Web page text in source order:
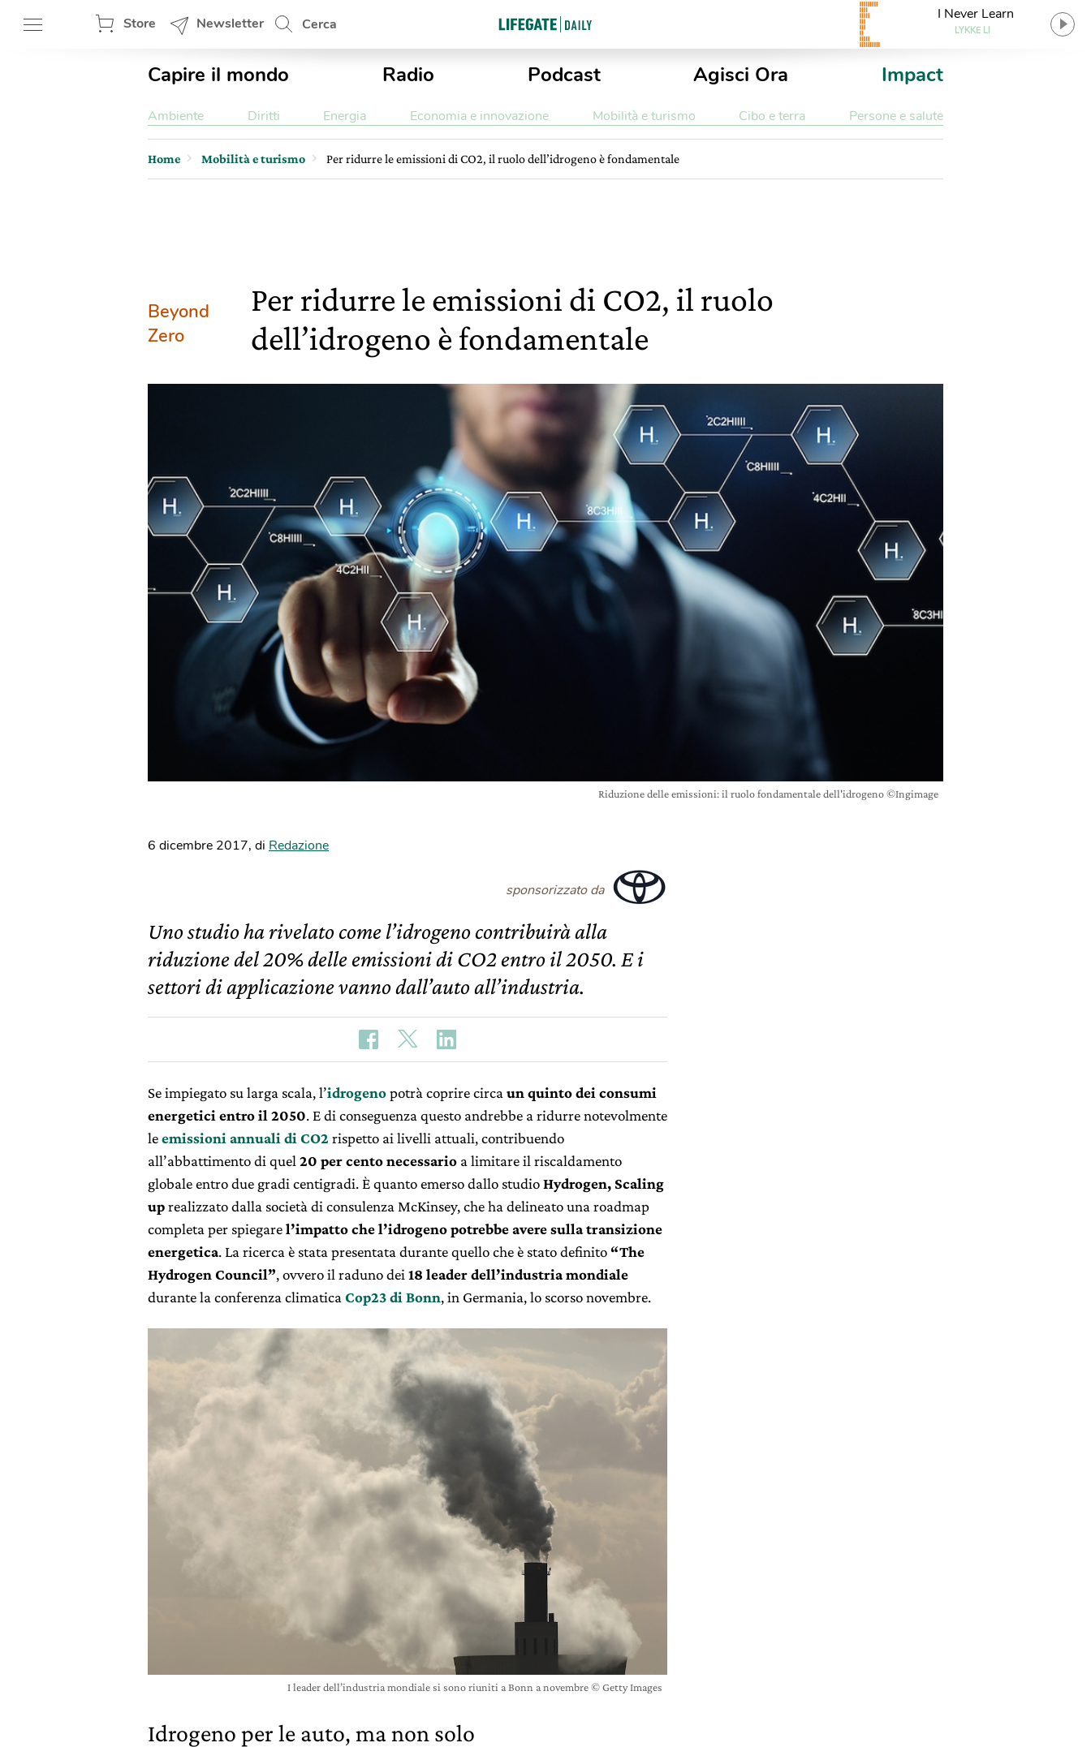
Store Newsletter Cerca
I Never Learn
LYKKE LI
Capire il mondo Radio Podcast Agisci Ora Impact
Ambiente Diritti Energia Economia e innovazione Mobilità e turismo Cibo e terra Persone e salute
Home Mobilità e turismo Per ridurre le emissioni di CO2, il ruolo dell’idrogeno è fondamentale
Beyond
Zero
Per ridurre le emissioni di CO2, il ruolo
dell’idrogeno è fondamentale
Riduzione delle emissioni: il ruolo fondamentale dell'idrogeno ©Ingimage
6 dicembre 2017, di Redazione
sponsorizzato da
Uno studio ha rivelato come l’idrogeno contribuirà alla
riduzione del 20% delle emissioni di CO2 entro il 2050. E i
settori di applicazione vanno dall’auto all’industria.
Se impiegato su larga scala, l’idrogenopotrà coprire circa un quinto dei consumi
energetici entro il 2050. E di conseguenza questo andrebbe a ridurre notevolmente
leemissioni annuali di CO2 rispetto ai livelli attuali, contribuendo
all’abbattimento di quel 20 per cento necessario a limitare il riscaldamento
globale entro due gradi centigradi. È quanto emerso dallo studioHydrogen, Scaling
uprealizzato dalla società di consulenza McKinsey, che ha delineato una roadmap
completa per spiegarel’impatto che l’idrogeno potrebbe avere sulla transizione
energetica. La ricerca è stata presentata durante quello che è stato definito “The
Hydrogen Council”, ovvero il raduno dei 18 leader dell’industria mondiale
durante la conferenza climatica Cop23 di Bonn, in Germania, lo scorso novembre.
I leader dell’industria mondiale si sono riuniti a Bonn a novembre © Getty Images
Idrogeno per le auto, ma non solo